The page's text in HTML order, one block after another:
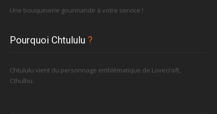
Une bouquinerie gourmande à votre service !
Pourquoi Chtululu ?
Chtululu vient du personnage emblématique de Lovecraft,
Cthulhu.